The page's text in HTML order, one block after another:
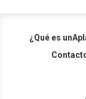
¿Qué es